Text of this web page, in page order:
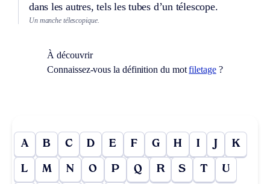
dans les autres, tels les tubes d’un télescope.
Un manche télescopique.
À découvrir
Connaissez-vous la définition du motfiletage?
A B C D E F G H I J K
L M N O P Q R S T U